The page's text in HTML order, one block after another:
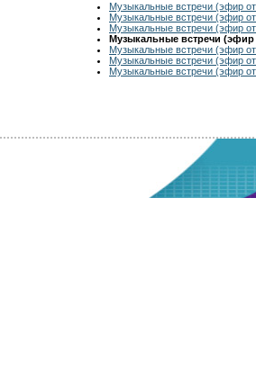
Музыкальные встречи (эфир
Музыкальные встречи (эфир
Музыкальные встречи (эфир
Музыкальные встречи (эфир
Музыкальные встречи (эфир
Музыкальные встречи (эфир
Музыкальные встречи (эфир